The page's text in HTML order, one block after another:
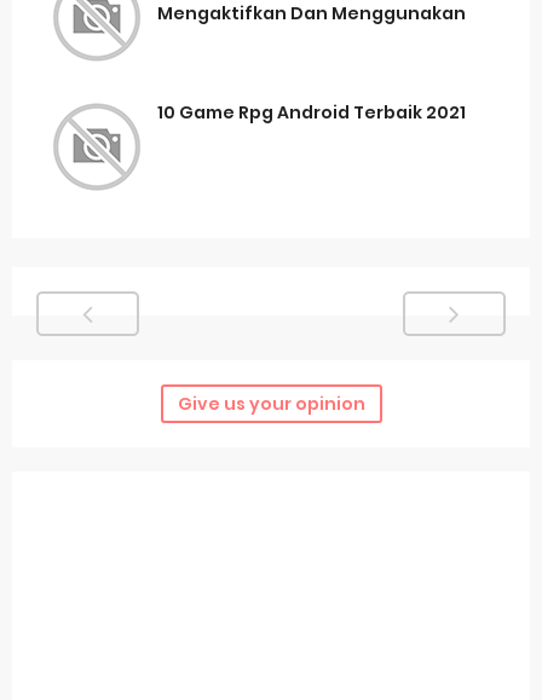
Mengaktifkan Dan Menggunakan
10 Game Rpg Android Terbaik 2021
Give us your opinion